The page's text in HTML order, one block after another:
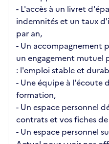
- L'accès à un livret
indemnités et un taux
par an,
- Un accompagnement
un engagement mutuel
: l'emploi stable et
- Une équipe à l'écoute
formation,
- Un espace personnel
contrats et vos fiches
- Un espace personnel